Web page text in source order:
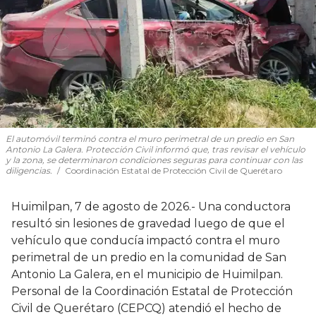
El automóvil terminó contra el muro perimetral de un predio en San
Antonio La Galera. Protección Civil informó que, tras revisar el vehículo
y la zona, se determinaron condiciones seguras para continuar con las
diligencias.
Coordinación Estatal de Protección Civil de Querétaro
Huimilpan, 7 de agosto de 2026.- Una conductora
resultó sin lesiones de gravedad luego de que el
vehículo que conducía impactó contra el muro
perimetral de un predio en la comunidad de San
Antonio La Galera, en el municipio de Huimilpan.
Personal de la Coordinación Estatal de Protección
Civil de Querétaro (CEPCQ) atendió el hecho de